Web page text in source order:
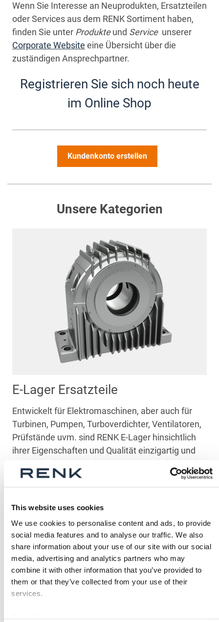
This website uses cookies
We use cookies to personalise content and ads, to provide
social media features and to analyse our traffic. We also
share information about your use of our site with our social
media, advertising and analytics partners who may
combine it with other information that you’ve provided to
them or that they’ve collected from your use of their
services.
Wenn Sie Interesse an Neuprodukten, Ersatzteilen
oder Services aus dem RENK Sortiment haben,
finden Sie unter Produkteund Serviceunserer
Corporate Website eine Übersicht über die
zuständigen Ansprechpartner.
Registrieren Sie sich noch heute
im Online Shop
Kundenkonto erstellen
Unsere Kategorien
E-Lager Ersatzteile
Entwickelt für Elektromaschinen, aber auch für
Turbinen, Pumpen, Turboverdichter, Ventilatoren,
Prüfstände uvm. sind RENK E-Lager hinsichtlich
ihrer Eigenschaften und Qualität einzigartig und
seit Mitte der 70er Jahre zum DIN-Standard und
später ISO-Standard erhoben.
Zur Kategorie